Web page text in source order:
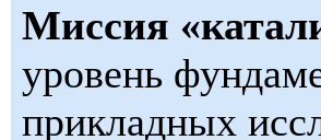
Миссия
уровень
прикладных